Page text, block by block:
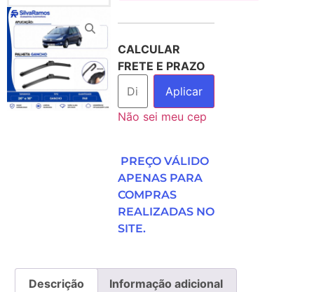
CALCULAR
FRETE E PRAZO
Aplicar
Não sei meu cep
PREÇO VÁLIDO
APENAS PARA
COMPRAS
REALIZADAS NO
SITE.
Descrição Informação adicional